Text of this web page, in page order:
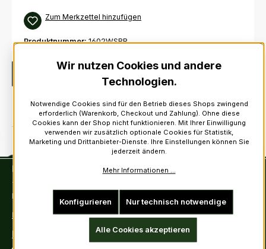
Zum Merkzettel hinzufügen
Produktnummer:1602WSBR
Tel: +49 (0)6222-388030
Fax: +49 (0)6222-388031
E-Mail: info@kiltsandmore.com
Wir nutzen Cookies und andere
Technologien.
Notwendige Cookies sind für den Betrieb dieses Shops zwingend
erforderlich (Warenkorb, Checkout und Zahlung). Ohne diese
Cookies kann der Shop nicht funktionieren. Mit Ihrer Einwilligung
verwenden wir zusätzlich optionale Cookies für Statistik,
Marketing und Drittanbieter-Dienste. Ihre Einstellungen können Sie
jederzeit ändern.
Mehr Informationen ...
Nur technisch notwendige
Konfigurieren
Alle Cookies akzeptieren